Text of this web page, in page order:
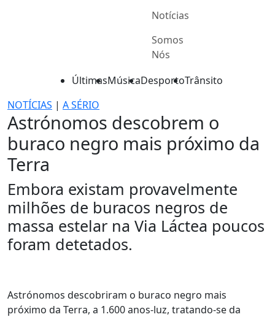
Notícias
Somos
Nós
ÚltimasMúsicaDesportoTrânsito
NOTÍCIAS | A SÉRIO
Astrónomos descobrem o
buraco negro mais próximo da
Terra
Embora existam provavelmente
milhões de buracos negros de
massa estelar na Via Láctea poucos
foram detetados.
Astrónomos descobriram o buraco negro mais
próximo da Terra, a 1.600 anos-luz, tratando-se da